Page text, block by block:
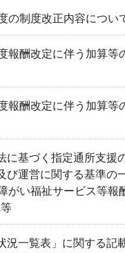
の制度改正内容につい
報酬改定に伴う加算等
報酬改定に伴う加算等
に基づく指定通所支援
び運営に関する基準の
がい福祉サービス等報
況一覧表」に関する記